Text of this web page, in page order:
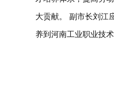
大贡献。 副市长刘江
养到河南工业职业技